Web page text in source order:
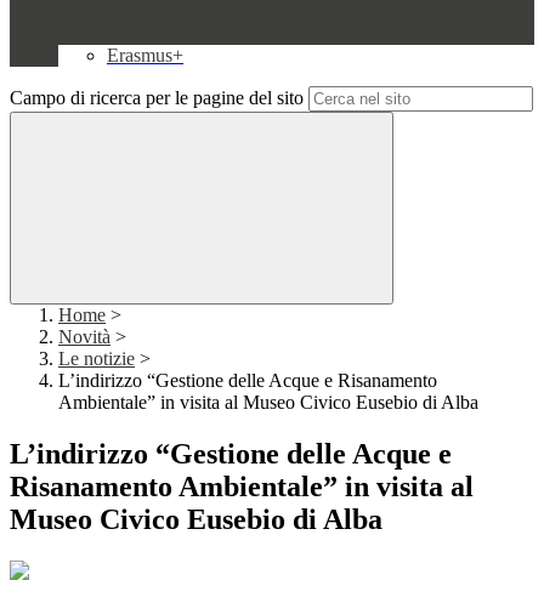
Erasmus+
Campo di ricerca per le pagine del sito
Home >
Novità >
Le notizie >
L’indirizzo “Gestione delle Acque e Risanamento
Ambientale” in visita al Museo Civico Eusebio di Alba
L’indirizzo “Gestione delle Acque e
Risanamento Ambientale” in visita al
Museo Civico Eusebio di Alba